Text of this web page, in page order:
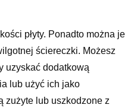
płyty. Ponadto można je
ściereczki. Możesz
uzyskać dodatkową
lub użyć ich jako
zużyte lub uszkodzone z